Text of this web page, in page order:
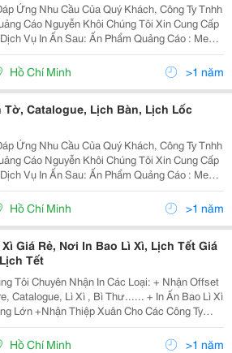
Ứng Nhu Cầu Của Quý Khách, Công Ty Tnhh
Cáo Nguyễn Khôi Chúng Tôi Xin Cung Cấp
Ấn Sau: Ấn Phẩm Quảng Cáo : Menu,
Catalogue, Leaflet, Lịch, Hộp Giấy, Túi Giấy,
Poster, Banner, Standee, N
Hồ Chí Minh >1 năm
Tờ, Catalogue, Lịch Bàn, Lịch Lốc
Ứng Nhu Cầu Của Quý Khách, Công Ty Tnhh
Cáo Nguyễn Khôi Chúng Tôi Xin Cung Cấp
Ấn Sau: Ấn Phẩm Quảng Cáo : Menu,
Catalogue, Leaflet, Lịch, Hộp Giấy, Túi Giấy,
Poster, Banner, Standee, N
Hồ Chí Minh >1 năm
Giá Rẻ, Nơi In Bao Lì Xì, Lịch Tết Giá
Tết
Chuyên Nhận In Các Loại: + Nhận Offset
Lì Xì , Bì Thư...... + In Ấn Bao Lì Xì
Cho Các Công Ty
Hân Hạnh Được Phục Vụ. Vui
Hệ: 0908 772 7
Hồ Chí Minh >1 năm